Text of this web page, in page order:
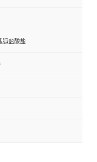
胍盐酸盐